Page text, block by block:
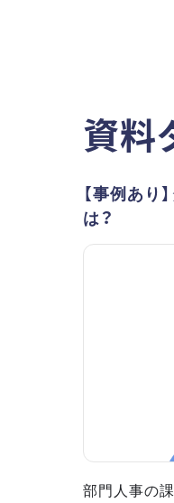
資料
【事例あり
は？
部門人事の